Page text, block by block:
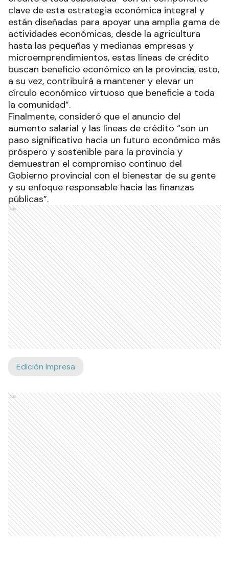
clave de esta estrategia económica integral y
están diseñadas para apoyar una amplia gama de
actividades económicas, desde la agricultura
hasta las pequeñas y medianas empresas y
microemprendimientos, estas líneas de crédito
buscan beneficio económico en la provincia, esto,
a su vez, contribuirá a mantener y elevar un
círculo económico virtuoso que beneficie a toda
la comunidad”.
Finalmente, consideró que el anuncio del
aumento salarial y las líneas de crédito “son un
paso significativo hacia un futuro económico más
próspero y sostenible para la provincia y
demuestran el compromiso continuo del
Gobierno provincial con el bienestar de su gente
y su enfoque responsable hacia las finanzas
públicas”.
Ads
Edición Impresa
Ads